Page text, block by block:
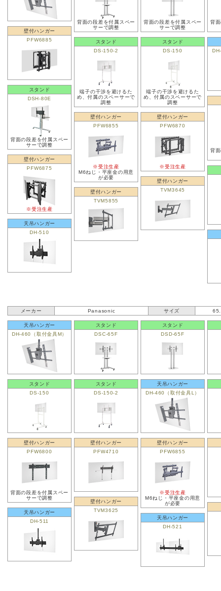
背面の段差を付属スペー
サーで調整
背面の段差を付属スペー
サーで調整
背
壁付ハンガー
PFW6885
スタンド
DS-150-2
端子の干渉を避けるた
め、付属のスペーサーで
調整
スタンド
DS-150
端子の干渉を避けるた
め、付属のスペーサーで
調整
スタンド
DSH-80E
背面の段差を付属スペー
サーで調整
背
壁付ハンガー
PFW6855
※受注生産
M6ねじ・平座金の用意
が必要
壁付ハンガー
PFW6870
※受注生産
壁付ハンガー
PFW6875
※受注生産
壁付ハンガー
TVM3645
壁付ハンガー
TVM5855
天吊ハンガー
DH-510
メーカー Panasonic サイズ
天吊ハンガー
DH-460（取付金具M）
スタンド
DSC-65F
スタンド
DSD-65F
スタンド
DS-150
スタンド
DS-150-2
天吊ハンガー
DH-460（取付金具L）
壁付ハンガー
PFW6800
背面の段差を付属スペー
サーで調整
壁付ハンガー
PFW4710
壁付ハンガー
PFW6855
※受注生産
M6ねじ・平座金の用意
が必要
壁付ハンガー
TVM3625
天吊ハンガー
DH-511
天吊ハンガー
DH-521